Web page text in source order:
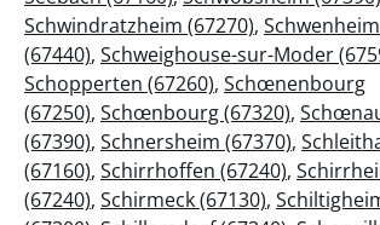
Schwindratzheim (67270), Schwenheim
(67440), Schweighouse-sur-Moder
Schopperten (67260), Schœnenbourg
(67250), Schœnbourg (67320),
(67390), Schnersheim (67370),
(67160), Schirrhoffen (67240),
(67240), Schirmeck (67130),